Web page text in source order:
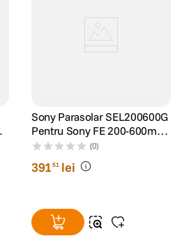
Sony Parasolar SEL200600G
Pentru Sony FE 200-600mm
F5.6-6.3 G
(0)
39151 lei